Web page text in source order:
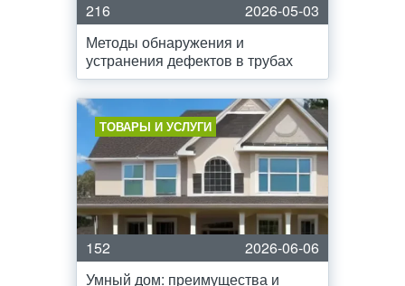
216
2026-05-03
Методы обнаружения и
устранения дефектов в трубах
ТОВАРЫ И УСЛУГИ
152
2026-06-06
Умный дом: преимущества и